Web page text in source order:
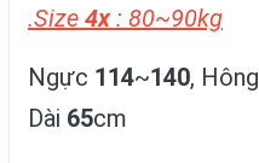
.Size 4x: 80~90kg
Ngực 114~140, Hông
Dài 65cm